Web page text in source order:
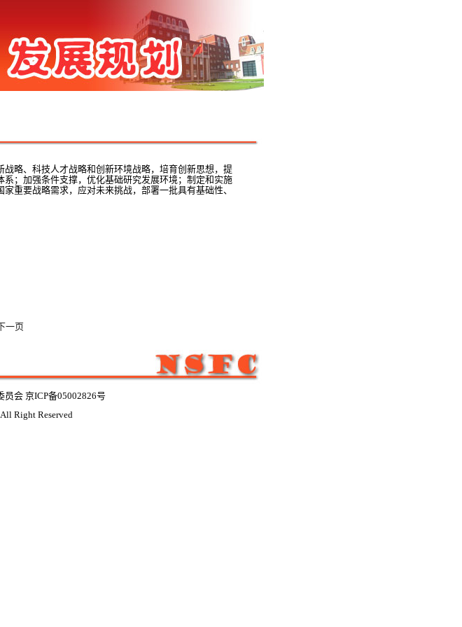
、科技人才战略和创新环境战略，培育创新思想，提
；加强条件支撑，优化基础研究发展环境；制定和实施
重要战略需求，应对未来挑战，部署一批具有基础性、
一页
员会 京ICP备05002826号
Right Reserved